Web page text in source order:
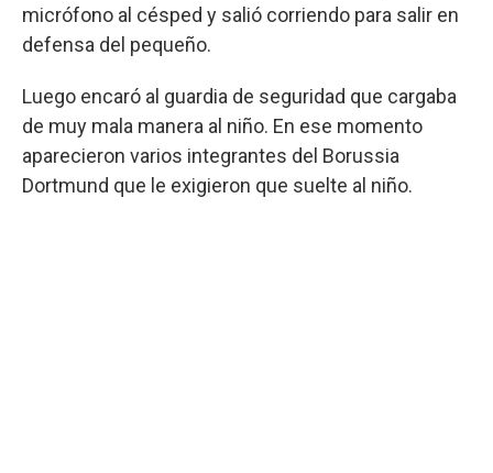
micrófono al césped y salió corriendo para salir en
defensa del pequeño.
Luego encaró al guardia de seguridad que cargaba
de muy mala manera al niño. En ese momento
aparecieron varios integrantes del Borussia
Dortmund que le exigieron que suelte al niño.